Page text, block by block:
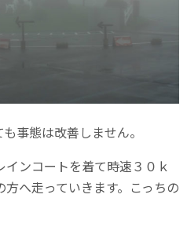
事態は改善しません。
ンコートを着て時速３０ｋ
へ走っていきます。こっちの